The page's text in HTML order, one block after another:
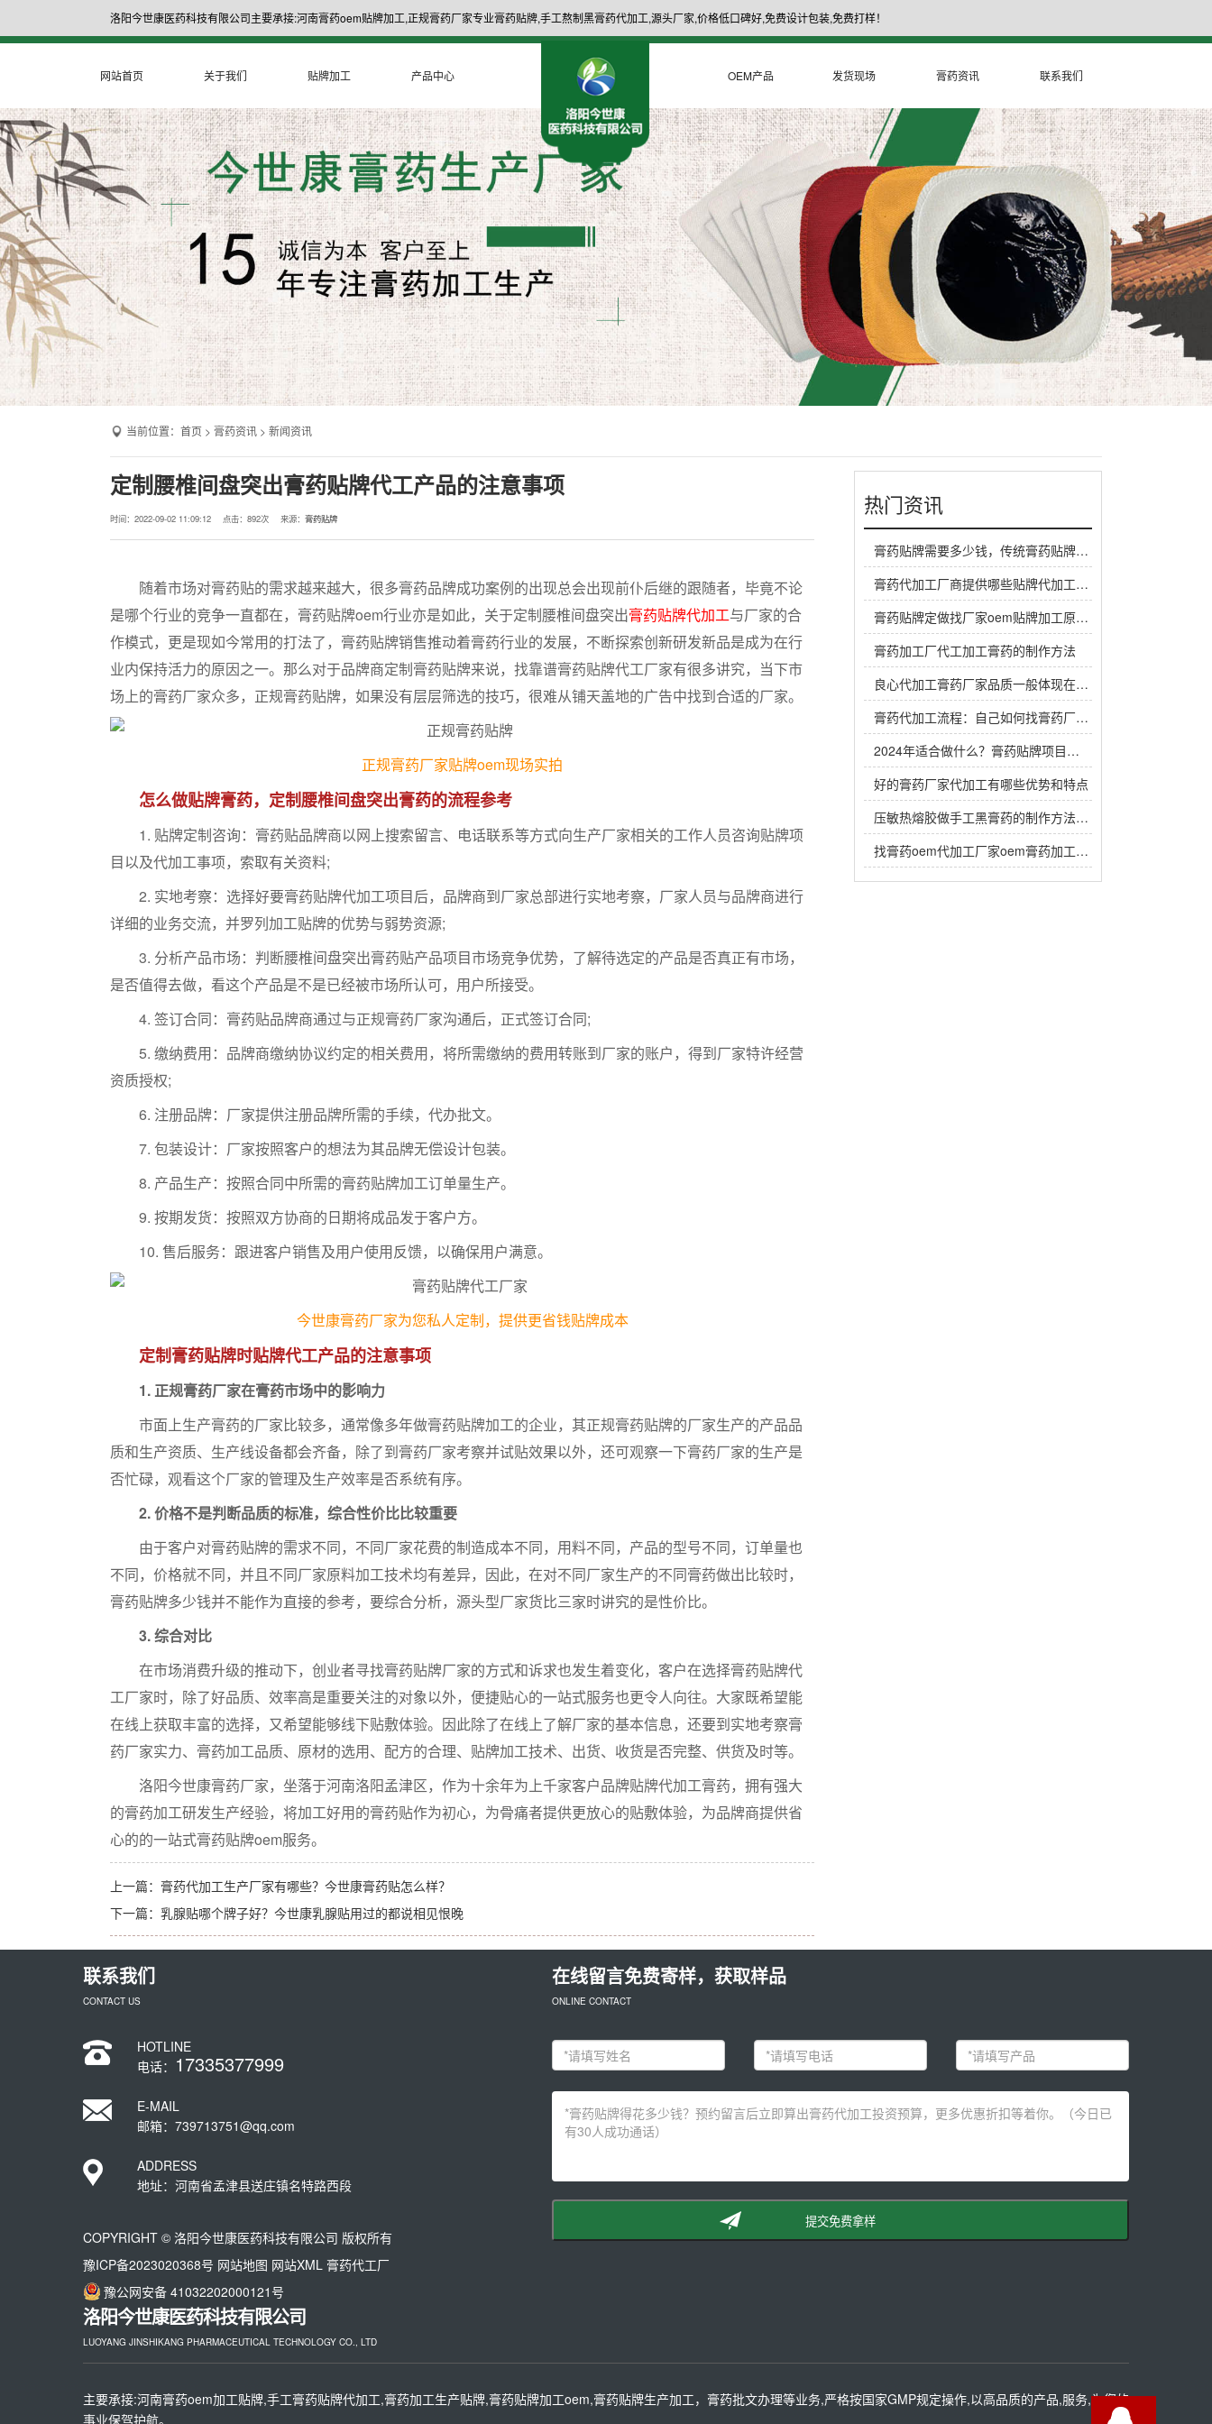
洛阳今世康医药科技有限公司主要承接:河南膏药oem贴牌加工,正规膏药厂家专业膏药贴牌,手工熬制黑膏药代加工,源头厂家,价格低口碑好,免费设计包装,免费打样！
网站首页 关于我们 贴牌加工 产品中心 OEM产品 发货现场 膏药资讯 联系我们
当前位置： 首页 > 膏药资讯 > 新闻资讯
定制腰椎间盘突出膏药贴牌代工产品的注意事项
时间：2022-09-02 11:09:12 点击： 892次 来源： 膏药贴牌
随着市场对膏药贴的需求越来越大，很多膏药品牌成功案例的出现总会出现前仆后继的跟随者，毕竟不论
是哪个行业的竞争一直都在，膏药贴牌oem行业亦是如此，关于定制腰椎间盘突出膏药贴牌代加工与厂家的合
作模式，更是现如今常用的打法了，膏药贴牌销售推动着膏药行业的发展，不断探索创新研发新品是成为在行
业内保持活力的原因之一。那么对于品牌商定制膏药贴牌来说，找靠谱膏药贴牌代工厂家有很多讲究，当下市
场上的膏药厂家众多，正规膏药贴牌，如果没有层层筛选的技巧，很难从铺天盖地的广告中找到合适的厂家。
正规膏药厂家贴牌oem现场实拍
怎么做贴牌膏药，定制腰椎间盘突出膏药的流程参考
1. 贴牌定制咨询：膏药贴品牌商以网上搜索留言、电话联系等方式向生产厂家相关的工作人员咨询贴牌项
目以及代加工事项，索取有关资料;
2. 实地考察：选择好要膏药贴牌代加工项目后，品牌商到厂家总部进行实地考察，厂家人员与品牌商进行
详细的业务交流，并罗列加工贴牌的优势与弱势资源;
3. 分析产品市场：判断腰椎间盘突出膏药贴产品项目市场竞争优势，了解待选定的产品是否真正有市场，
是否值得去做，看这个产品是不是已经被市场所认可，用户所接受。
4. 签订合同：膏药贴品牌商通过与正规膏药厂家沟通后，正式签订合同;
5. 缴纳费用：品牌商缴纳协议约定的相关费用，将所需缴纳的费用转账到厂家的账户，得到厂家特许经营
资质授权;
6. 注册品牌：厂家提供注册品牌所需的手续，代办批文。
7. 包装设计：厂家按照客户的想法为其品牌无偿设计包装。
8. 产品生产：按照合同中所需的膏药贴牌加工订单量生产。
9. 按期发货：按照双方协商的日期将成品发于客户方。
10. 售后服务：跟进客户销售及用户使用反馈，以确保用户满意。
今世康膏药厂家为您私人定制，提供更省钱贴牌成本
定制膏药贴牌时贴牌代工产品的注意事项
1. 正规膏药厂家在膏药市场中的影响力
市面上生产膏药的厂家比较多，通常像多年做膏药贴牌加工的企业，其正规膏药贴牌的厂家生产的产品品
质和生产资质、生产线设备都会齐备，除了到膏药厂家考察并试贴效果以外，还可观察一下膏药厂家的生产是
否忙碌，观看这个厂家的管理及生产效率是否系统有序。
2. 价格不是判断品质的标准，综合性价比比较重要
由于客户对膏药贴牌的需求不同，不同厂家花费的制造成本不同，用料不同，产品的型号不同，订单量也
不同，价格就不同，并且不同厂家原料加工技术均有差异，因此，在对不同厂家生产的不同膏药做出比较时，
膏药贴牌多少钱并不能作为直接的参考，要综合分析，源头型厂家货比三家时讲究的是性价比。
3. 综合对比
在市场消费升级的推动下，创业者寻找膏药贴牌厂家的方式和诉求也发生着变化，客户在选择膏药贴牌代
工厂家时，除了好品质、效率高是重要关注的对象以外，便捷贴心的一站式服务也更令人向往。大家既希望能
在线上获取丰富的选择，又希望能够线下贴敷体验。因此除了在线上了解厂家的基本信息，还要到实地考察膏
药厂家实力、膏药加工品质、原材的选用、配方的合理、贴牌加工技术、出货、收货是否完整、供货及时等。
洛阳今世康膏药厂家，坐落于河南洛阳孟津区，作为十余年为上千家客户品牌贴牌代加工膏药，拥有强大
的膏药加工研发生产经验，将加工好用的膏药贴作为初心，为骨痛者提供更放心的贴敷体验，为品牌商提供省
心的的一站式膏药贴牌oem服务。
上一篇： 膏药代加工生产厂家有哪些？今世康膏药贴怎么样？
下一篇： 乳腺贴哪个牌子好？今世康乳腺贴用过的都说相见恨晚
热门资讯
膏药贴牌需要多少钱，传统膏药贴牌厂家一般怎么收费
膏药代加工厂商提供哪些贴牌代加工定制服务？
膏药贴牌定做找厂家oem贴牌加工原料谁来提供？
膏药加工厂代工加工膏药的制作方法
良心代加工膏药厂家品质一般体现在哪里？
膏药代加工流程：自己如何找膏药厂家代工生产做膏药
2024年适合做什么？膏药贴牌项目是个赚钱机会
好的膏药厂家代加工有哪些优势和特点
压敏热熔胶做手工黑膏药的制作方法，热熔胶在黑膏药中放多少？
找膏药oem代加工厂家oem膏药加工生产注意事项有哪些？
联系我们
CONTACT US
HOTLINE
电话： 17335377999
E-MAIL
邮箱：739713751@qq.com
ADDRESS
地址：河南省孟津县送庄镇名特路西段
COPYRIGHT © 洛阳今世康医药科技有限公司 版权所有
豫ICP备2023020368号 网站地图 网站XML 膏药代工厂
豫公网安备 41032202000121号
在线留言免费寄样，获取样品
ONLINE CONTACT
提交免费拿样
洛阳今世康医药科技有限公司
LUOYANG JINSHIKANG PHARMACEUTICAL TECHNOLOGY CO., LTD
主要承接:河南膏药oem加工贴牌,手工膏药贴牌代加工,膏药加工生产贴牌,膏药贴牌加工oem,膏药贴牌生产加工，膏药批文办理等业务,严格按国家GMP规定操作,以高品质的产品,服务,为您的
事业保驾护航。